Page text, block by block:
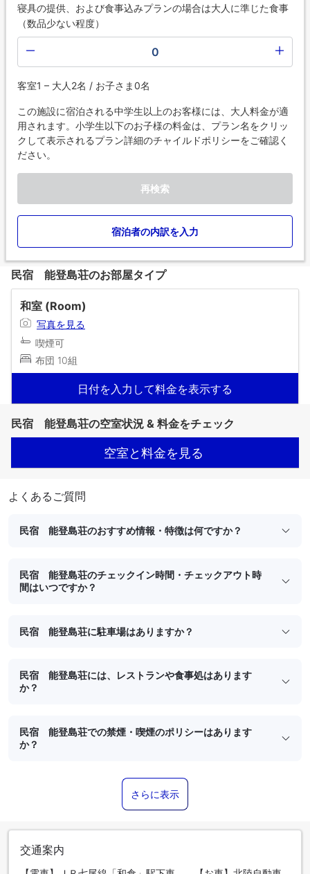
寝具の提供、および食事込みプランの場合は大人に準じた食事
（数品少ない程度）
0
客室1 – 大人2名 / お子さま0名
この施設に宿泊される中学生以上のお客様には、大人料金が適
用されます。小学生以下のお子様の料金は、プラン名をクリッ
クして表示されるプラン詳細のチャイルドポリシーをご確認く
ださい。
再検索
宿泊者の内訳を入力
民宿 能登島荘のお部屋タイプ
和室 (Room)
写真を見る
喫煙可
布団 10組
日付を入力して料金を表示する
民宿 能登島荘の空室状況 & 料金をチェック
空室と料金を見る
よくあるご質問
民宿 能登島荘のおすすめ情報・特徴は何ですか？
民宿 能登島荘のチェックイン時間・チェックアウト時
間はいつですか？
民宿 能登島荘に駐車場はありますか？
民宿 能登島荘には、レストランや食事処はあります
か？
民宿 能登島荘での禁煙・喫煙のポリシーはあります
か？
さらに表示
交通案内